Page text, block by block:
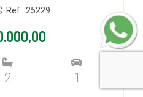
Ref.: 25229
2 1